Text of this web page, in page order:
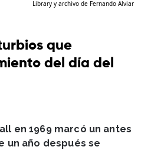
Library y archivo de Fernando Alviar
que
del día del
en 1969 marcó un antes
un año después se